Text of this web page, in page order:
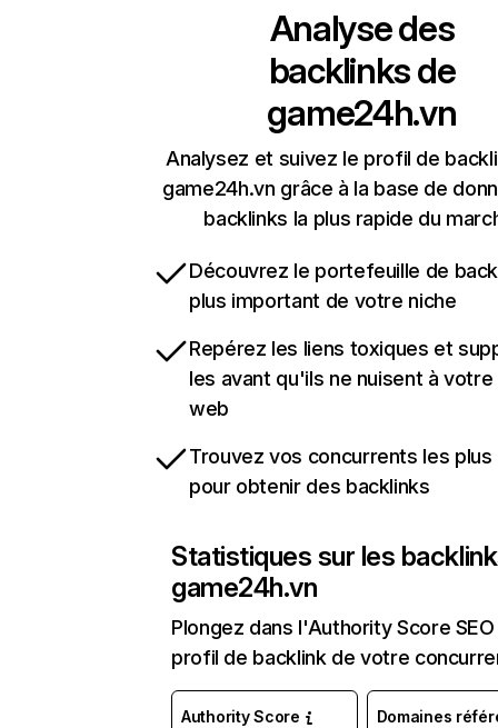
Analyse des
backlinks de
game24h.vn
Analysez et suivez le profil de
game24h.vn grâce à la base de
backlinks la plus rapide du
Découvrez le portefeuille de
plus important de votre niche
Repérez les liens toxiques et
les avant qu'ils ne nuisent à
web
Trouvez vos concurrents les
pour obtenir des backlinks
Statistiques sur les
game24h.vn
Plongez dans l'Authority Score
profil de backlink de votre
Authority Score Domaines